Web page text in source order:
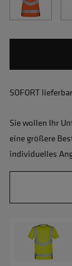
SOFORT
Sie wollen Ihr
eine größere
individuelles